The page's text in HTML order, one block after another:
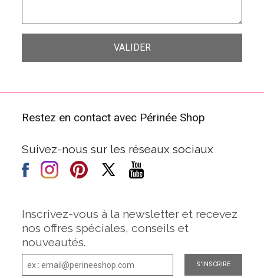
Restez en contact avec Périnée Shop
Suivez-nous sur les réseaux sociaux
Inscrivez-vous à la newsletter et recevez
nos offres spéciales, conseils et
nouveautés.
S'INSCRIRE